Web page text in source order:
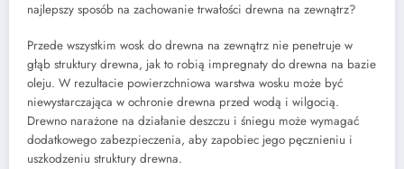
najlepszy sposób na zachowanie trwałości drewna na zewnątrz?
Przede wszystkim wosk do drewna na zewnątrz nie penetruje w
głąb struktury drewna, jak to robią impregnaty do drewna na bazie
oleju. W rezultacie powierzchniowa warstwa wosku może być
niewystarczająca w ochronie drewna przed wodą i wilgocią.
Drewno narażone na działanie deszczu i śniegu może wymagać
dodatkowego zabezpieczenia, aby zapobiec jego pęcznieniu i
uszkodzeniu struktury drewna.